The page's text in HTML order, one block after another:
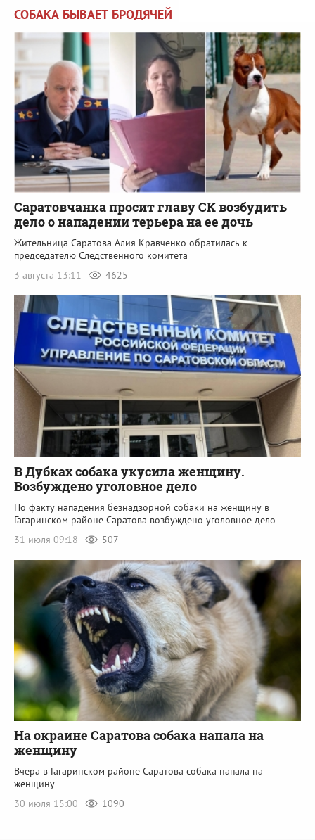
СОБАКА БЫВАЕТ БРОДЯЧЕЙ
Саратовчанка просит главу СК возбудить
дело о нападении терьера на ее дочь
Жительница Саратова Алия Кравченко обратилась к
председателю Следственного комитета
3 августа 13:11
4625
В Дубках собака укусила женщину.
Возбуждено уголовное дело
По факту нападения безнадзорной собаки на женщину в
Гагаринском районе Саратова возбуждено уголовное дело
31 июля 09:18
507
На окраине Саратова собака напала на
женщину
Вчера в Гагаринском районе Саратова собака напала на
женщину
30 июля 15:00
1090